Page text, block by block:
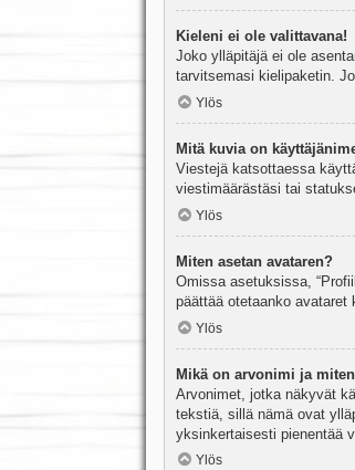
Kieleni ei ole valittavana!
Joko ylläpitäjä ei ole
tarvitsemasi kielipaketin.
Ylös
Mitä kuvia on
Viestejä katsottaessa
viestimäärästäsi tai
Ylös
Miten asetan avataren?
Omissa asetuksissa,
päättää otetaanko
Ylös
Mikä on arvonimi ja
Arvonimet, jotka näkyvät
tekstiä, sillä nämä ovat
yksinkertaisesti pienentää
Ylös